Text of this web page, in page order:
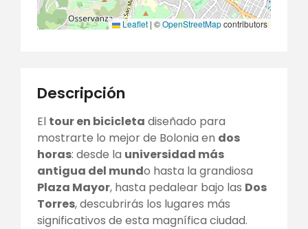
Leaflet | ©OpenStreetMapcontributors
Descripción
El tour en bicicleta diseñado para
mostrarte lo mejor de Bolonia en dos
horas: desde la universidad más
antigua del mundo hasta la grandiosa
Plaza Mayor, hasta pedalear bajo las Dos
Torres, descubrirás los lugares más
significativos de esta magnífica ciudad.